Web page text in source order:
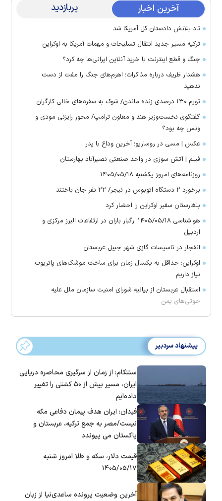
آخرین اخبار پربازدید
تاد بلانش دادستان کل آمریکا شد
ترکیه مسیر جدید انتقال تسلیحات و مهمات آمریکا به اوکراین
جنگ و قطع اینترنت با خرید آنلاین ایرانی‌ها چه کرد؟
هشدار ظریف درباره مذاکرات؛ اهرم‌های جنگ را مفت از دست
ندهید
تورم ۱۳۰ درصدی زنده ماندن/ شوک به سفره‌های خالی کارگران
گفتگوی نخست‌وزیر هند و معاون ترامپ/ محور رایزنی مودی و
ونس چه بود؟
عکس | مسی در روساریو؛ آخرین وداع با پدر
فیلم | آتش سوزی در واحد صنعتی نصیرآباد بهارستان
روزنامه‌های امروز یکشنبه ۱۴۰۵/۰۵/۱۸
برخورد ۲ دستگاه اتوبوس در نیجر/ ۲۲ نفر جان باختند
بلغارستان سفیر اوکراین را احضار کرد
هواشناسی ۱۴۰۵/۰۵/۱۸؛ رگبار باران در ارتفاعات البرز مرکزی و
اردبیل
انفجار در تاسیسات گازی شهر جبیل عربستان
اوکراین: حداقل به یکسال زمان برای ساخت موشک‌های پاتریوت
نیاز داریم
استقبال عربستان از بیانیه شورای امنیت سازمان ملل علیه
حوثی‌های یمن
پیشنهاد سردبیر
سنتکام: از زمان از سرگیری محاصره دریایی
ایران، مسیر بیش از ۵۰ کشتی را تغییر
داده‌ایم
فیدان: ایران هدف پیمان دفاعی مکه
نیست/مصر به جمع ترکیه، عربستان و
پاکستان می پیوندد
قیمت دلار، سکه و طلا امروز شنبه
۱۴۰۵/۰۵/۱۷
آخرین وضعیت پرونده ساعدی‌نیا از زبان